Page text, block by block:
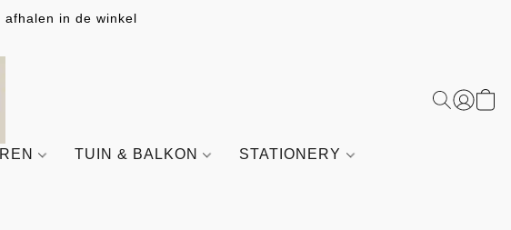
in de winkel
TUIN & BALKON STATIONERY